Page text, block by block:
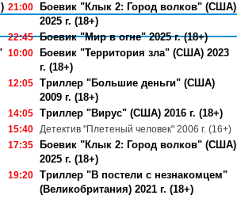
21:00
Боевик "Клык 2: Город волков" (США)
2025 г. (18+)
22:45 Боевик "Мир в огне" 2025 г. (18+)
10:00
Боевик "Территория зла" (США) 2023
г. (18+)
12:05 Триллер "Большие деньги" (США)
2009 г. (18+)
14:05 Триллер "Вирус" (США) 2016 г. (18+)
15:40 Детектив "Плетеный человек" 2006 г. (16+)
17:35
Боевик "Клык 2: Город волков" (США)
2025 г. (18+)
19:20 Триллер "В постели с незнакомцем"
(Великобритания) 2021 г. (18+)